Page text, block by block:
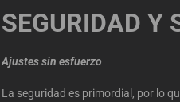
SEGURIDAD Y
Ajustes sin esfuerzo
La seguridad es primordial, por lo